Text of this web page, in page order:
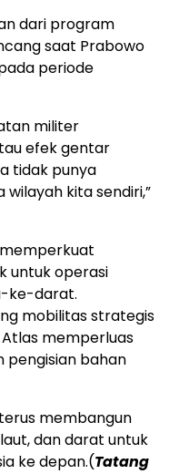
dari program
saat Prabowo
periode
militer
efek gentar
tidak punya
kita sendiri,”
untuk operasi
ke-darat.
mobilitas strategis
memperluas
pengisian bahan
membangun
dan darat untuk
ke depan.(Tatang